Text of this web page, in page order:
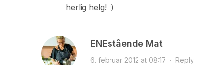
herlig helg! :)
ENEstående Mat
6. februar 2012 at 08:17 · Reply